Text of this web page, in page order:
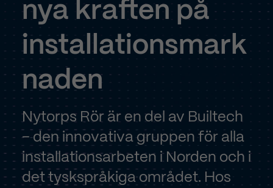
nya kraften på
installationsmark
naden
Nytorps Rör är en del av Builtech
– den innovativa gruppen för alla
installationsarbeten i Norden och i
det tyskspråkiga området. Hos
Visa cookieinformation